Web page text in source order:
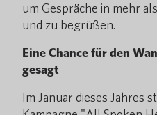
um Gespräche in mehr
und zu begrüßen.
Eine Chance für den
gesagt
Im Januar dieses Jahres